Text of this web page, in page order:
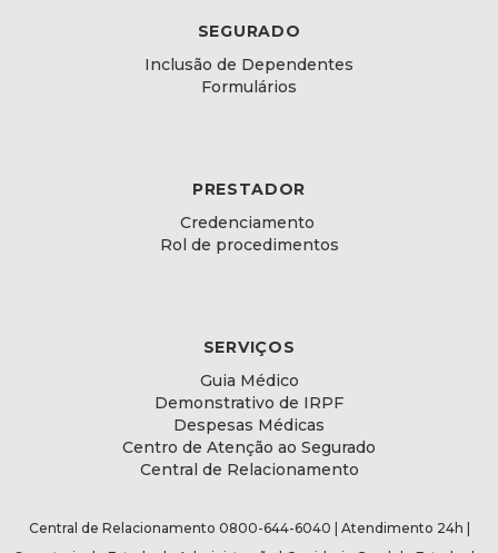
SEGURADO
Inclusão de Dependentes
Formulários
PRESTADOR
Credenciamento
Rol de procedimentos
SERVIÇOS
Guia Médico
Demonstrativo de IRPF
Despesas Médicas
Centro de Atenção ao Segurado
Central de Relacionamento
Central de Relacionamento 0800-644-6040 | Atendimento 24h |